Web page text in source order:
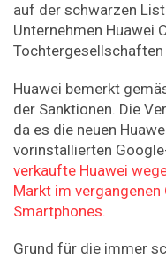
auf der schwarzen
Unternehmen Huawei
Tochtergesellschaften
Huawei bemerkt
der Sanktionen. Die
da es die neuen
vorinstallierten
verkaufte Huawei
Markt im
Smartphones.
Grund für die immer